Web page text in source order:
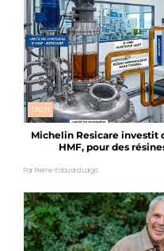
TECH
Michelin Resicare investit
HMF, pour des
Par Pierre-Edouard Laigo